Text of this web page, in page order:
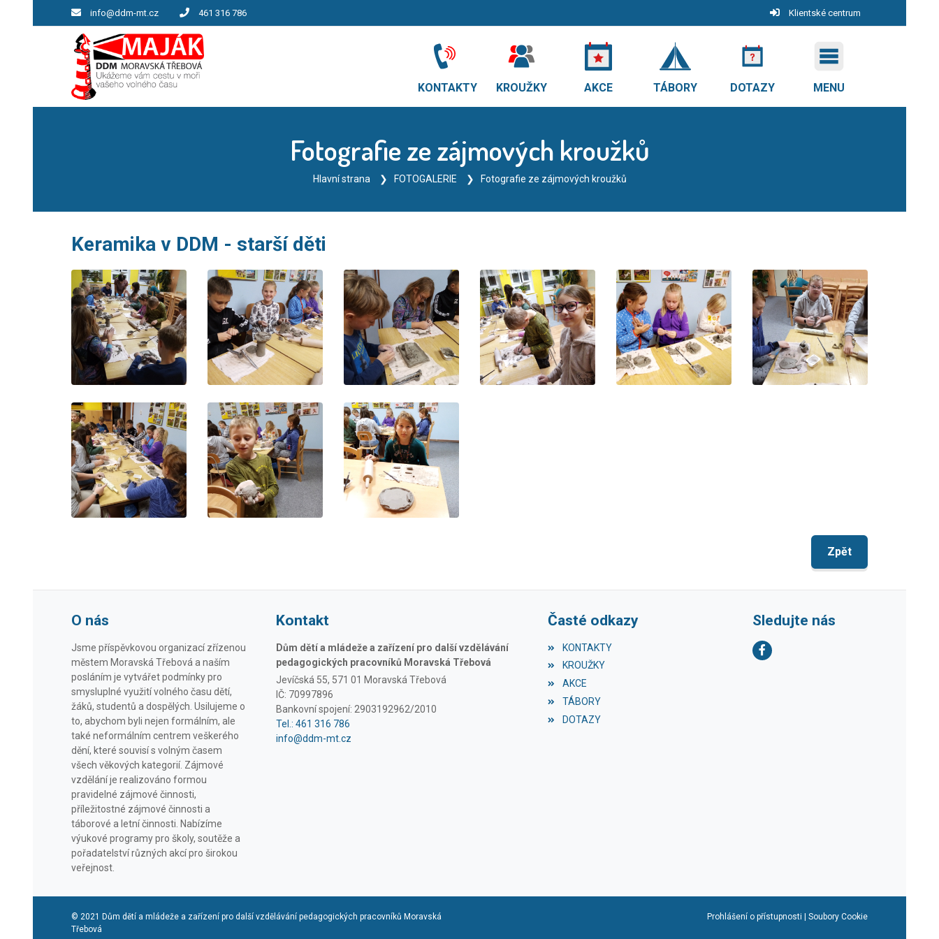
info@ddm-mt.cz 461 316 786 Klientské centrum
KONTAKTY KROUŽKY AKCE TÁBORY DOTAZY MENU
Fotografie ze zájmových kroužků
Hlavní strana FOTOGALERIE Fotografie ze zájmových kroužků
Keramika v DDM - starší děti
Zpět
O nás
Jsme příspěvkovou organizací zřízenou
městem Moravská Třebová a naším
posláním je vytvářet podmínky pro
smysluplné využití volného času dětí,
žáků, studentů a dospělých. Usilujeme o
to, abychom byli nejen formálním, ale
také neformálním centrem veškerého
dění, které souvisí s volným časem
všech věkových kategorií. Zájmové
vzdělání je realizováno formou
pravidelné zájmové činnosti,
příležitostné zájmové činnosti a
táborové a letní činnosti. Nabízíme
výukové programy pro školy, soutěže a
pořadatelství různých akcí pro širokou
veřejnost.
Kontakt
Dům dětí a mládeže a zařízení pro další vzdělávání
pedagogických pracovníků Moravská Třebová
Jevíčská 55, 571 01 Moravská Třebová
IČ: 70997896
Bankovní spojení: 2903192962/2010
Tel.: 461 316 786
info@ddm-mt.cz
Časté odkazy
KONTAKTY
KROUŽKY
AKCE
TÁBORY
DOTAZY
Sledujte nás
© 2021 Dům dětí a mládeže a zařízení pro další vzdělávání pedagogických pracovníků Moravská
Třebová
Prohlášení o přístupnosti | Soubory Cookie